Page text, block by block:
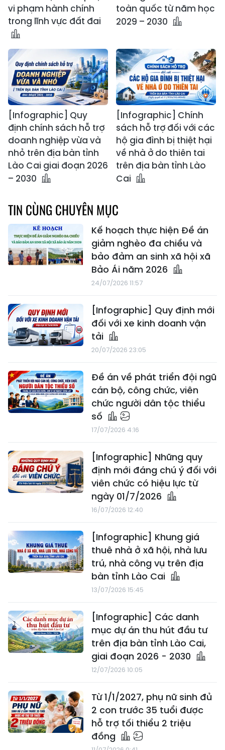
vi phạm hành chính
trong lĩnh vực đất đai
toàn quốc từ năm học
2029 – 2030
[Infographic] Quy
định chính sách hỗ trợ
doanh nghiệp vừa và
nhỏ trên địa bàn tỉnh
Lào Cai giai đoạn 2026
– 2030
[Infographic] Chính
sách hỗ trợ đối với các
hộ gia đình bị thiệt hại
về nhà ở do thiên tai
trên địa bàn tỉnh Lào
Cai
TIN CÙNG CHUYÊN MỤC
Kế hoạch thực hiện Đề án
giảm nghèo đa chiều và
bảo đảm an sinh xã hội xã
Bảo Ái năm 2026
24/07/2026 11:57
[Infographic] Quy định mới
đối với xe kinh doanh vận
tải
20/07/2026 23:05
Đề án về phát triển đội ngũ
cán bộ, công chức, viên
chức người dân tộc thiểu
số
17/07/2026 4:16
[Infographic] Những quy
định mới đáng chú ý đối với
viên chức có hiệu lực từ
ngày 01/7/2026
16/07/2026 12:40
[Infographic] Khung giá
thuê nhà ở xã hội, nhà lưu
trú, nhà công vụ trên địa
bàn tỉnh Lào Cai
13/07/2026 15:45
[Infographic] Các danh
mục dự án thu hút đầu tư
trên địa bàn tỉnh Lào Cai,
giai đoạn 2026 - 2030
12/07/2026 10:05
Từ 1/1/2027, phụ nữ sinh đủ
2 con trước 35 tuổi được
hỗ trợ tối thiểu 2 triệu
đồng